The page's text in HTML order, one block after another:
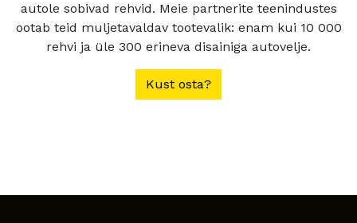
autole sobivad rehvid. Meie partnerite teenindustes
ootab teid muljetavaldav tootevalik: enam kui 10 000
rehvi ja üle 300 erineva disainiga autovelje.
Kust osta?